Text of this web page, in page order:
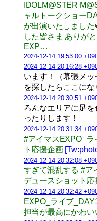
IDOLM@STER
ャルトークショー
が出演いたしました
した皆さま ありが
EXP…
2024-12-14 19:53:00
2024-12-14 20:16:28
います！（幕張メ
を探したらここにな
2024-12-14 20:30:51
ろんなエリアに足
ったりします！
2024-12-14 20:31:34
#アイマスEXPO_ラ
ト応援企画
2024-12-14 20:32:08
すぎて混乱する #ア
デュースショット応
2024-12-14 20:32:42
EXPO_ライブ
担当が最高にかわい